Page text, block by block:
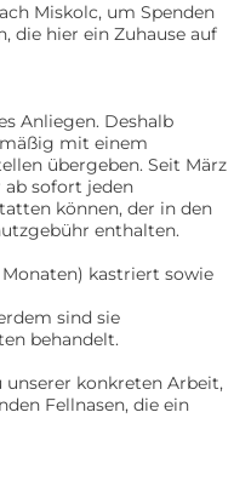
Miskolc, um Spenden
die hier ein Zuhause auf
Anliegen. Deshalb
mit einem
übergeben. Seit März
ab sofort jeden
können, der in den
enthalten.
kastriert sowie
sind sie
behandelt.
konkreten Arbeit,
Fellnasen, die ein